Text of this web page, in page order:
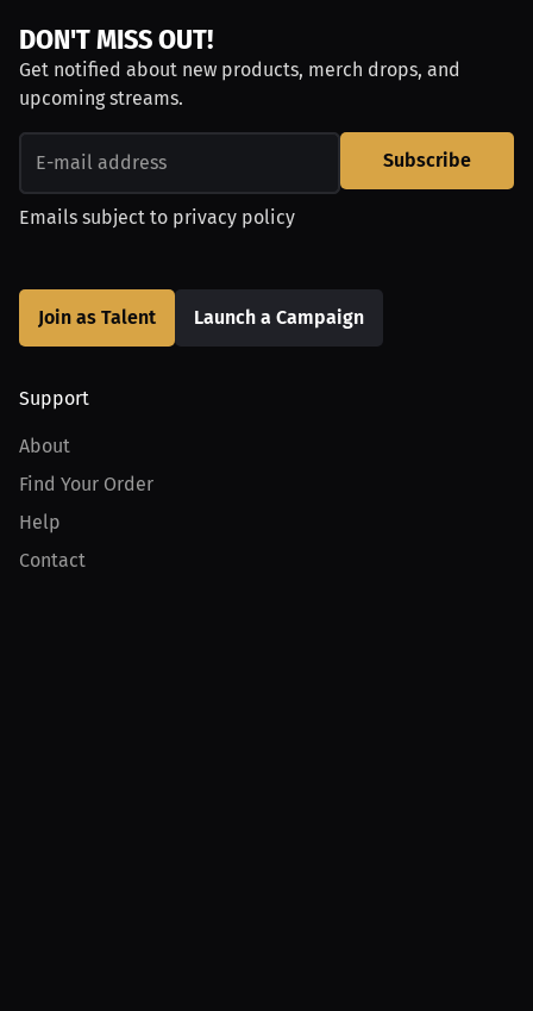
DON'T MISS OUT!
Get notified about new products, merch drops, and
upcoming streams.
Subscribe
Emails subject to privacy policy
Join as Talent Launch a Campaign
Support
About
Find Your Order
Help
Contact